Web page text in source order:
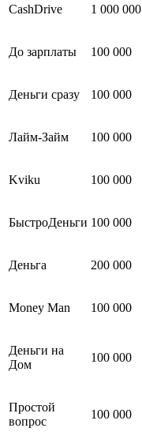
CashDrive 1 000 000
До зарплаты 100 000
Деньги сразу 100 000
Лайм-Займ 100 000
Kviku 100 000
БыстроДеньги 100 000
Деньга 200 000
Money Man 100 000
Деньги на
Дом
100 000
Простой
вопрос
100 000